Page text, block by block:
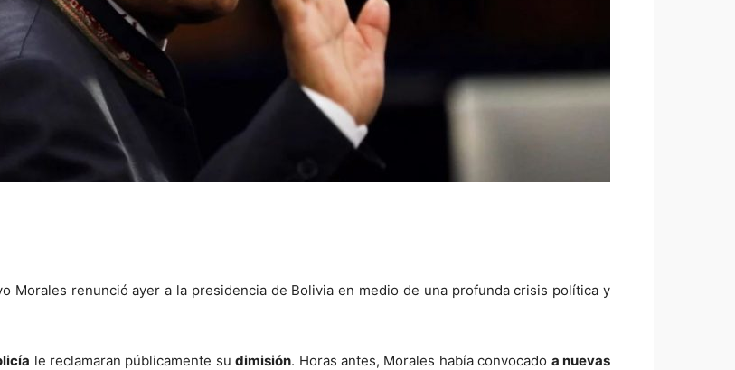
Morales renunció ayer a la presidencia de Bolivia​ en medio de una profunda crisis política y
le reclamaran públicamente sudimisión. Horas antes, Morales había convocado a nuevas